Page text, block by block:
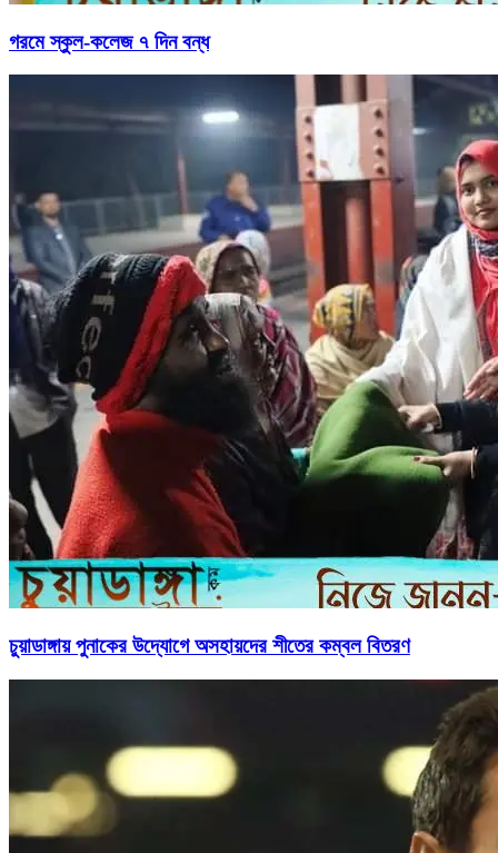
গরমে স্কুল-কলেজ ৭ দিন বন্ধ
চুয়াডাঙ্গায় পুনাকের উদ্যোগে অসহায়দের শীতের কম্বল বিতরণ